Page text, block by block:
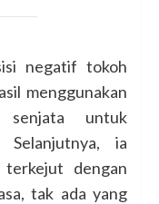
negatif tokoh
menggunakan
untuk
Selanjutnya, ia
dengan
tak ada yang